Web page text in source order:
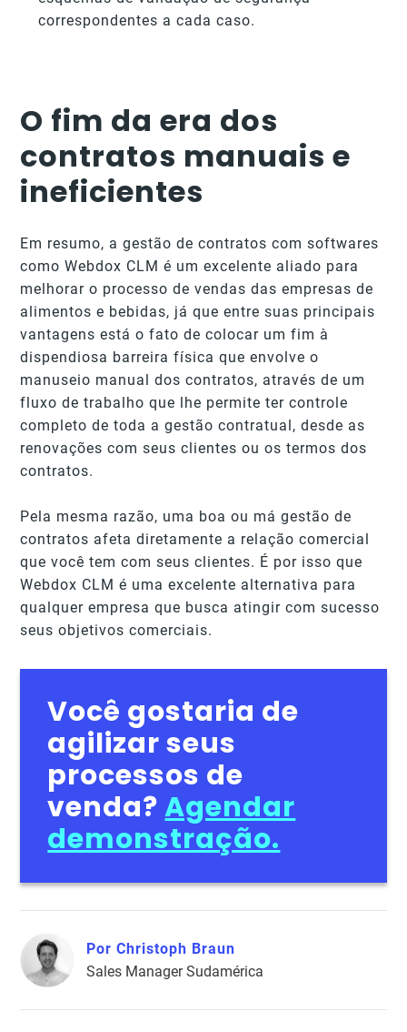
correspondentes a cada caso.
O fim da era dos
contratos manuais e
ineficientes
Em resumo, a gestão de contratos com softwares
como Webdox CLM é um excelente aliado para
melhorar o processo de vendas das empresas de
alimentos e bebidas, já que entre suas principais
vantagens está o fato de colocar um fim à
dispendiosa barreira física que envolve o
manuseio manual dos contratos, através de um
fluxo de trabalho que lhe permite ter controle
completo de toda a gestão contratual, desde as
renovações com seus clientes ou os termos dos
contratos.
Pela mesma razão, uma boa ou má gestão de
contratos afeta diretamente a relação comercial
que você tem com seus clientes. É por isso que
Webdox CLM é uma excelente alternativa para
qualquer empresa que busca atingir com sucesso
seus objetivos comerciais.
Você gostaria de
agilizar seus
processos de
venda?Agendar
demonstração.
Por Christoph Braun
Sales Manager Sudamérica